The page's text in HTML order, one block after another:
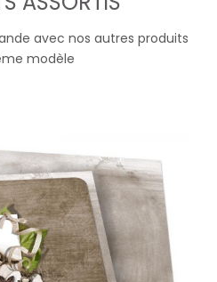
avec nos autres produits
modèle